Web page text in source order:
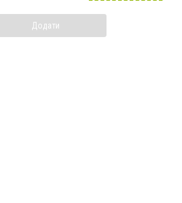
Додати